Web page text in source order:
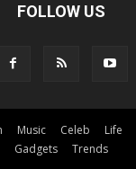
FOLLOW US
Music Celeb Life
Gadgets
Trends